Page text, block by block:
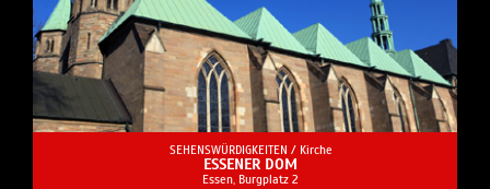
SEHENSWÜRDIGKEITEN / Kirche
ESSENER DOM
Essen, Burgplatz 2